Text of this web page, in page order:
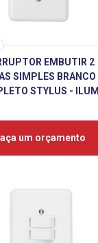
EMBUTIR 2
SIMPLES BRANCO
STYLUS - ILUMI
um orçamento